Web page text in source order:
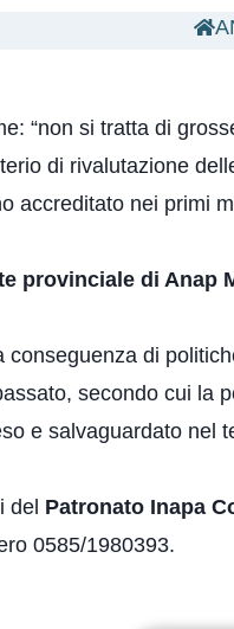
“non si tratta di
di rivalutazione
accreditato nei primi
provinciale di Anap
conseguenza di
secondo cui la
e salvaguardato nel
del Patronato Inapa
0585/1980393.